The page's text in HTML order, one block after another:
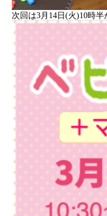
次回は3月14日(火)10時半